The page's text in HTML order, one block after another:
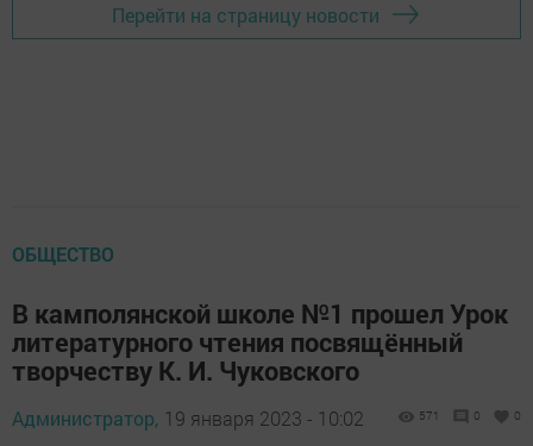
Перейти на страницу новости
ОБЩЕСТВО
В камполянской школе №1 прошел Урок
литературного чтения посвящённый
творчеству К. И. Чуковского
Администратор, 19 января 2023 - 10:02 571 0 0